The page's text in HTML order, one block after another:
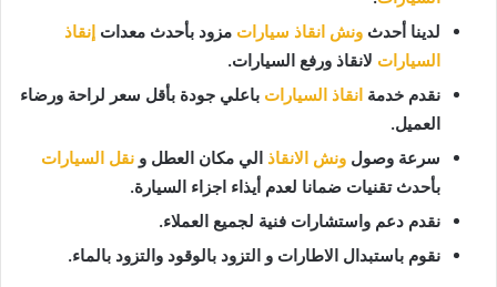
لدينا أحدث ونش انقاذ سيارات مزود بأحدث معدات إنقاذ
السيارات لانقاذ ورفع السيارات.
نقدم خدمة انقاذ السيارات باعلي جودة بأقل سعر لراحة ورضاء
العميل.
سرعة وصول ونش الانقاذ الي مكان العطل و نقل السيارات
بأحدث تقنيات ضمانا لعدم أيذاء اجزاء السيارة.
نقدم دعم واستشارات فنية لجميع العملاء.
نقوم باستبدال الاطارات و التزود بالوقود والتزود بالماء.